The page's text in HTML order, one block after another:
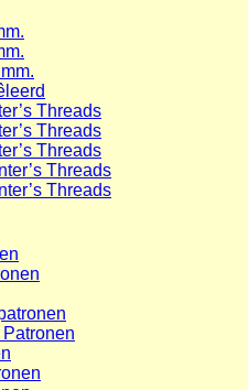
Threads
Threads
Threads
Threads
Threads